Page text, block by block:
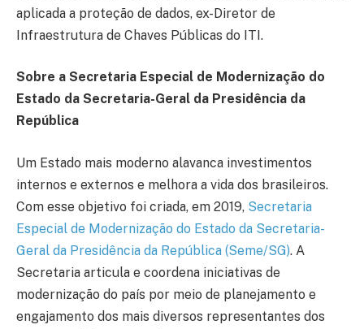
aplicada a proteção de dados, ex-Diretor de
Infraestrutura de Chaves Públicas do ITI.
Sobre a Secretaria Especial de Modernização do
Estado da Secretaria-Geral da Presidência da
República
Um Estado mais moderno alavanca investimentos
internos e externos e melhora a vida dos brasileiros.
Com esse objetivo foi criada, em 2019, Secretaria
Especial de Modernização do Estado da Secretaria-
Geral da Presidência da República (Seme/SG). A
Secretaria articula e coordena iniciativas de
modernização do país por meio de planejamento e
engajamento dos mais diversos representantes dos